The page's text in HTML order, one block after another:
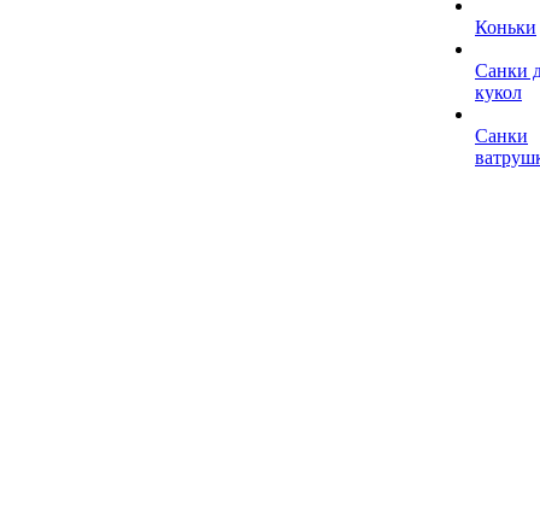
Коньки
Санки
кукол
Санки